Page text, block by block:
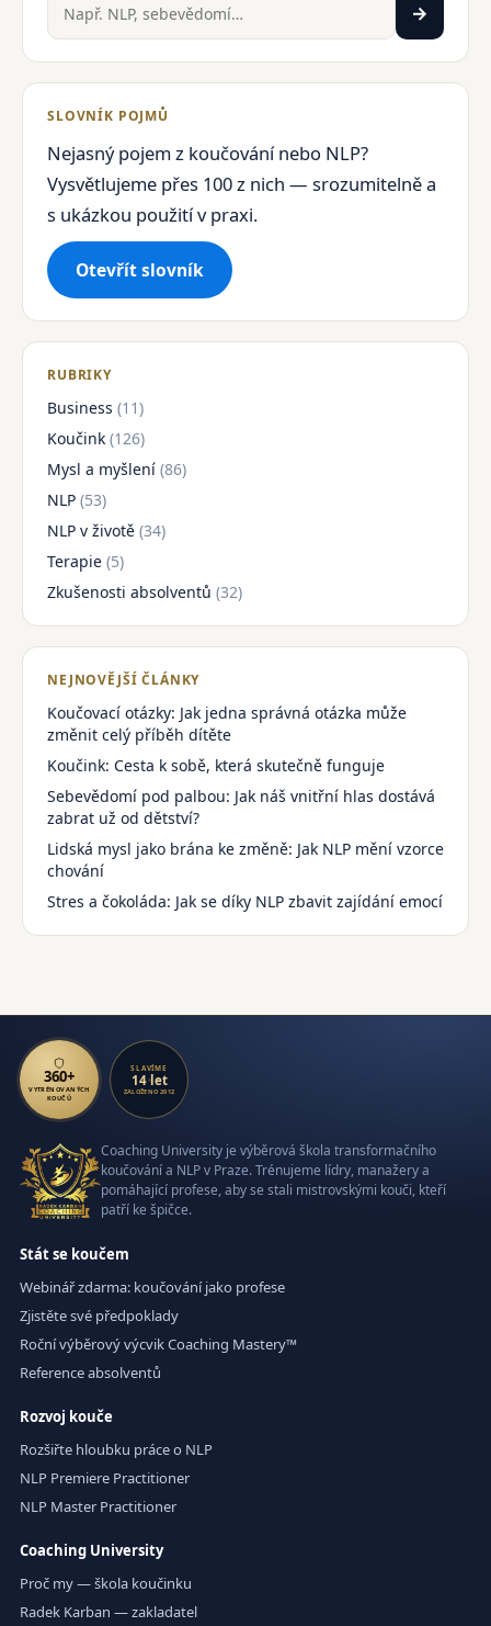
→
SLOVNÍK POJMŮ
Nejasný pojem z koučování nebo NLP?
Vysvětlujeme přes 100 z nich — srozumitelně a
s ukázkou použití v praxi.
Otevřít slovník
RUBRIKY
Business (11)
Koučink (126)
Mysl a myšlení (86)
NLP (53)
NLP v životě (34)
Terapie (5)
Zkušenosti absolventů (32)
NEJNOVĚJŠÍ ČLÁNKY
Koučovací otázky: Jak jedna správná otázka může
změnit celý příběh dítěte
Koučink: Cesta k sobě, která skutečně funguje
Sebevědomí pod palbou: Jak náš vnitřní hlas dostává
zabrat už od dětství?
Lidská mysl jako brána ke změně: Jak NLP mění vzorce
chování
Stres a čokoláda: Jak se díky NLP zbavit zajídání emocí
Coaching University je výběrová škola transformačního
koučování a NLP v Praze. Trénujeme lídry, manažery a
pomáhající profese, aby se stali mistrovskými kouči, kteří
patří ke špičce.
Stát se koučem
Webinář zdarma: koučování jako profese
Zjistěte své předpoklady
Roční výběrový výcvik Coaching Mastery™
Reference absolventů
Rozvoj kouče
Rozšiřte hloubku práce o NLP
NLP Premiere Practitioner
NLP Master Practitioner
Coaching University
Proč my — škola koučinku
Radek Karban — zakladatel
360+
VYTRÉNOVANÝCH
KOUČŮ
SLAVÍME
14 let
ZALOŽENO 2012